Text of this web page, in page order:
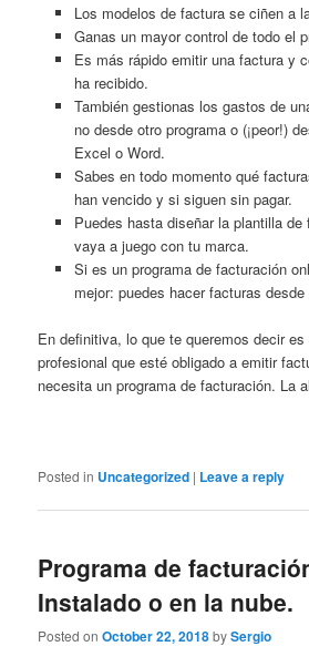
Los modelos de factura se ciñen a
Ganas un mayor control de todo el
Es más rápido emitir una factura y
ha recibido.
También gestionas los gastos de
no desde otro programa o (¡peor!)
Excel o Word.
Sabes en todo momento qué
han vencido y si siguen sin pagar.
Puedes hasta diseñar la plantilla de
vaya a juego con tu marca.
Si es un programa de facturación
mejor: puedes hacer facturas
En definitiva, lo que te queremos decir es
profesional que esté obligado a emitir
necesita un programa de facturación. La
Posted in Uncategorized | Leave a reply
Programa de
Instalado o en la nube.
Posted onOctober 22, 2018bySergio